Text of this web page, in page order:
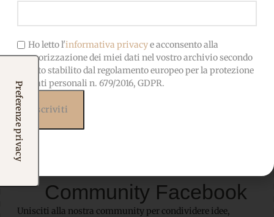
Community Facebook
Unisciti alla nostra community per condividere idee,
Ho letto l'informativa privacye acconsento alla
memorizzazione dei miei dati nel vostro archivio secondo
quanto stabilito dal regolamento europeo per la protezione
dei dati personali n. 679/2016, GDPR.